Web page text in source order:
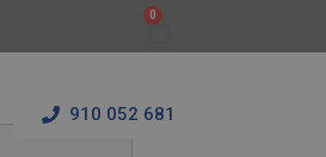
910 052 681